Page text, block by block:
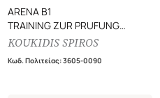
ARENA B1
TRAINING ZUR PRUFUNG
GOETHE-/ OSD-ZERTIFIKAT B1
KOUKIDIS SPIROS
Κωδ. Πολιτείας:3605-0090